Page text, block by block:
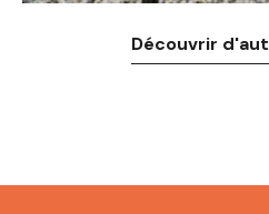
Découvrir